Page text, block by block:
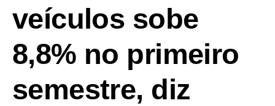
veículos sobe
8,8% no primeiro
semestre, diz